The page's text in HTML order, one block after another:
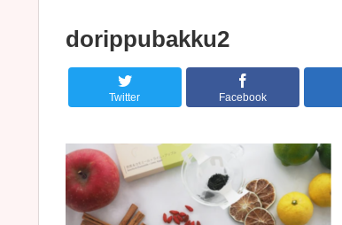
dorippubakku2
Twitter Facebook